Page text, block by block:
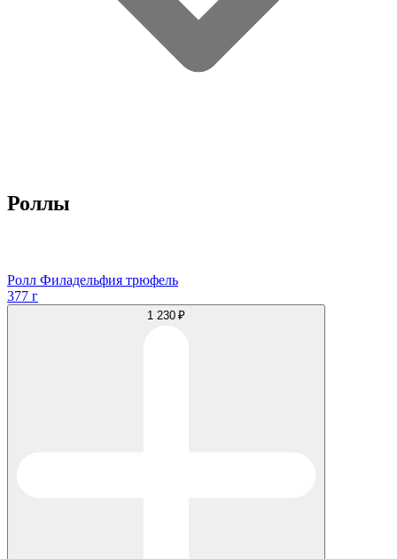
Роллы
Ролл Филадельфия трюфель
377 г
1 230 ₽